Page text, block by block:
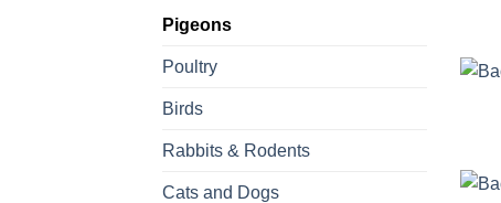
Pigeons
Poultry
Birds
Rabbits & Rodents
Cats and Dogs